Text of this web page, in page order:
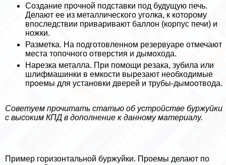
Создание прочной подставки под будущую печь.
Делают ее из металлического уголка, к которому
впоследствии приваривают баллон (корпус печи) и
ножки.
Разметка. На подготовленном резервуаре отмечают
места топочного отверстия и дымохода.
Нарезка металла. При помощи резака, зубила или
шлифмашинки в емкости вырезают необходимые
проемы для установки дверей и трубы-дымоотвода.
Советуем прочитать статью об устройстве буржуйки
с высоким КПД в дополнение к данному материалу.
Пример горизонтальной буржуйки. Проемы делают по